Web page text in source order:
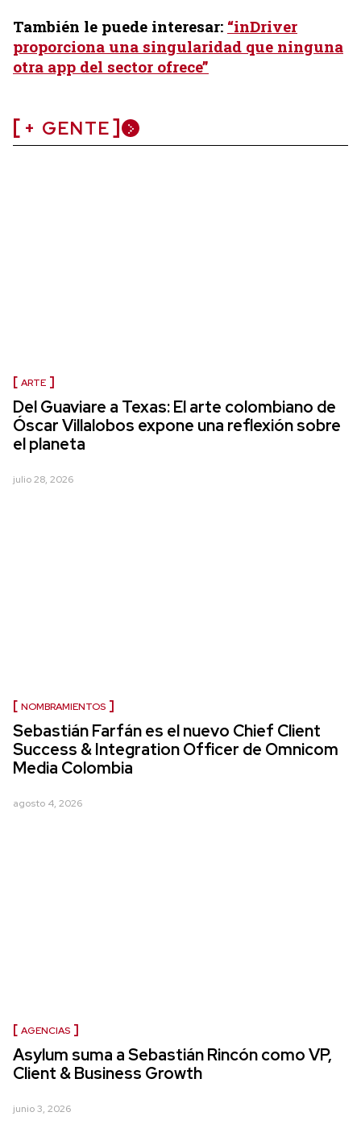
También le puede interesar: “inDriver
proporciona una singularidad que ninguna
otra app del sector ofrece”
+ GENTE
ARTE
Del Guaviare a Texas: El arte colombiano de
Óscar Villalobos expone una reflexión sobre
el planeta
julio 28, 2026
NOMBRAMIENTOS
Sebastián Farfán es el nuevo Chief Client
Success & Integration Officer de Omnicom
Media Colombia
agosto 4, 2026
AGENCIAS
Asylum suma a Sebastián Rincón como VP,
Client & Business Growth
junio 3, 2026